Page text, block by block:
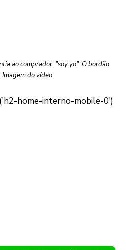
ao comprador: "soy yo". O bordão
Imagem do vídeo